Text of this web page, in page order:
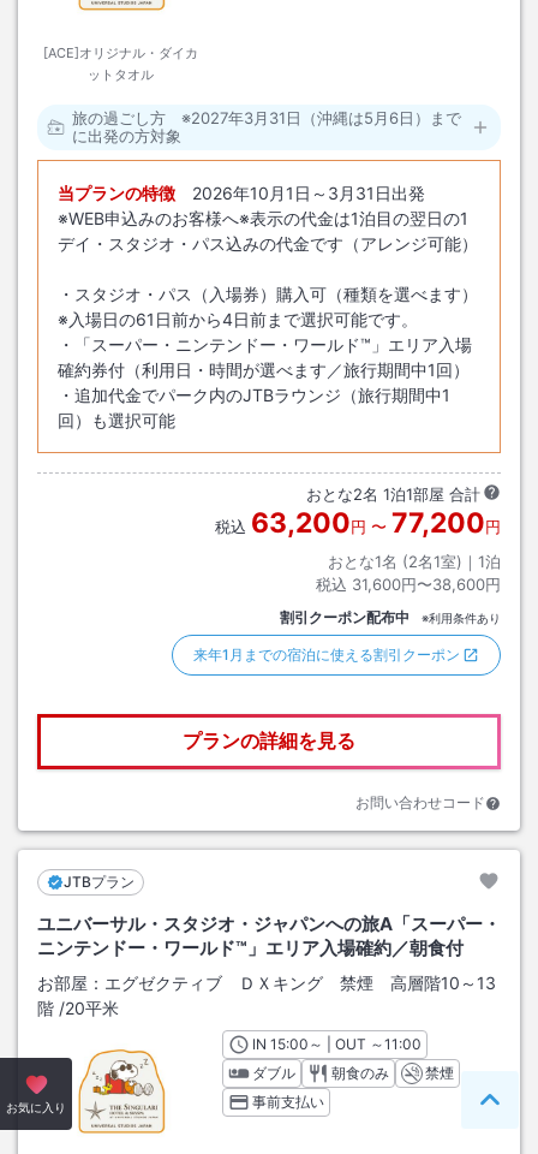
[ACE]オリジナル・ダイカ
ットタオル
旅の過ごし方 ※2027年3月31日（沖縄は5月6日）まで
に出発の方対象
当プランの特徴 2026年10月1日～3月31日出発
※WEB申込みのお客様へ※表示の代金は1泊目の翌日の1
デイ・スタジオ・パス込みの代金です（アレンジ可能）
・スタジオ・パス（入場券）購入可（種類を選べます）
※入場日の61日前から4日前まで選択可能です。
・「スーパー・ニンテンドー・ワールド™」エリア入場
確約券付（利用日・時間が選べます／旅行期間中1回）
・追加代金でパーク内のJTBラウンジ（旅行期間中1
回）も選択可能
おとな2名 1泊1部屋 合計
税込 63,200円 〜 77,200円
おとな1名 (2名1室)｜ 1泊
税込 31,600円〜38,600円
割引クーポン配布中 ※利用条件あり
来年1月までの宿泊に使える割引クーポン
プランの詳細を見る
お問い合わせコード
JTBプラン
ユニバーサル・スタジオ・ジャパンへの旅A「スーパー・
ニンテンドー・ワールド™」エリア入場確約／朝食付
お部屋： エグゼクティブ ＤＸキング 禁煙 高層階10～13
階 /20平米
INチェックイン
15:00 ～ | OUT チェックアウト
～11:00
ダブル
朝食のみ
禁煙
事前支払い
お気に入り ペー